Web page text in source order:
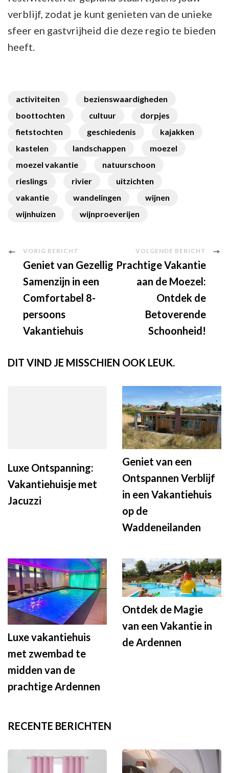
verblijf, zodat je kunt genieten van de unieke
sfeer en gastvrijheid die deze regio te bieden
heeft.
activiteiten
bezienswaardigheden
boottochten
cultuur
dorpjes
fietstochten
geschiedenis
kajakken
kastelen
landschappen
moezel
moezel vakantie
natuurschoon
rieslings
rivier
uitzichten
vakantie
wandelingen
wijnen
wijnhuizen
wijnproeverijen
Berichtnavigatie
VORIG BERICHT
Geniet van Gezellig
Samenzijn in een
Comfortabel 8-
persoons
Vakantiehuis
VOLGENDE BERICHT
Prachtige Vakantie
aan de Moezel:
Ontdek de
Betoverende
Schoonheid!
DIT VIND JE MISSCHIEN OOK LEUK.
Luxe Ontspanning:
Vakantiehuisje met
Jacuzzi
Geniet van een
Ontspannen Verblijf
in een Vakantiehuis
op de
Waddeneilanden
Luxe vakantiehuis
met zwembad te
midden van de
prachtige Ardennen
Ontdek de Magie
van een Vakantie in
de Ardennen
RECENTE BERICHTEN